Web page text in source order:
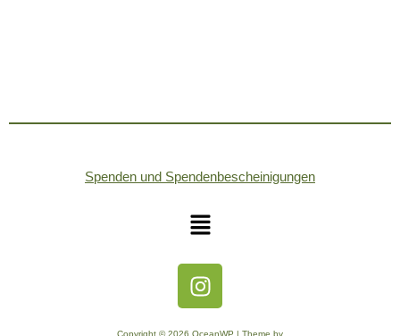
Spenden und Spendenbescheinigungen